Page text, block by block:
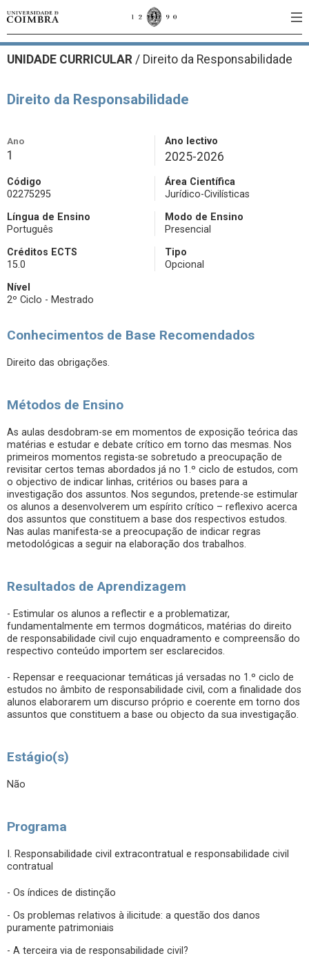
UNIDADE CURRICULAR / Direito da Responsabilidade
Direito da Responsabilidade
Ano
1
Ano lectivo
2025-2026
Código
02275295
Área Científica
Jurídico-Civilísticas
Língua de Ensino
Português
Modo de Ensino
Presencial
Créditos ECTS
15.0
Tipo
Opcional
Nível
2º Ciclo - Mestrado
Conhecimentos de Base Recomendados
Direito das obrigações.
Métodos de Ensino
As aulas desdobram-se em momentos de exposição teórica das
matérias e estudar e debate crítico em torno das mesmas. Nos
primeiros momentos regista-se sobretudo a preocupação de
revisitar certos temas abordados já no 1.º ciclo de estudos, com
o objectivo de indicar linhas, critérios ou bases para a
investigação dos assuntos. Nos segundos, pretende-se estimular
os alunos a desenvolverem um espírito crítico – reflexivo acerca
dos assuntos que constituem a base dos respectivos estudos.
Nas aulas manifesta-se a preocupação de indicar regras
metodológicas a seguir na elaboração dos trabalhos.
Resultados de Aprendizagem
- Estimular os alunos a reflectir e a problematizar,
fundamentalmente em termos dogmáticos, matérias do direito
de responsabilidade civil cujo enquadramento e compreensão do
respectivo conteúdo importem ser esclarecidos.
- Repensar e reequacionar temáticas já versadas no 1.º ciclo de
estudos no âmbito de responsabilidade civil, com a finalidade dos
alunos elaborarem um discurso próprio e coerente em torno dos
assuntos que constituem a base ou objecto da sua investigação.
Estágio(s)
Não
Programa
I. Responsabilidade civil extracontratual e responsabilidade civil
contratual
- Os índices de distinção
- Os problemas relativos à ilicitude: a questão dos danos
puramente patrimoniais
- A terceira via de responsabilidade civil?